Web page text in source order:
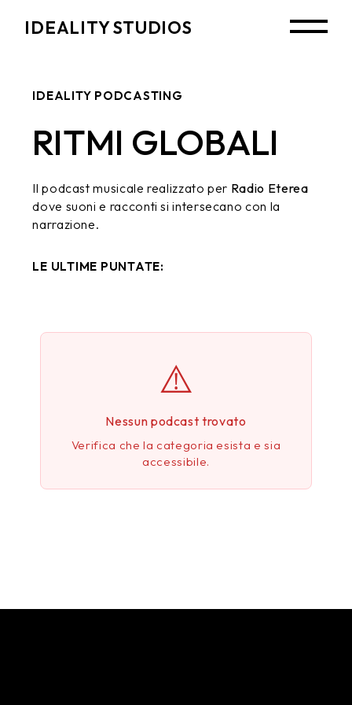
IDEALITY STUDIOS
IDEALITY PODCASTING
RITMI GLOBALI
Il podcast musicale realizzato per Radio Eterea
dove suoni e racconti si intersecano con la
narrazione.
LE ULTIME PUNTATE:
⚠️
Nessun podcast trovato
Verifica che la categoria esista e sia
accessibile.